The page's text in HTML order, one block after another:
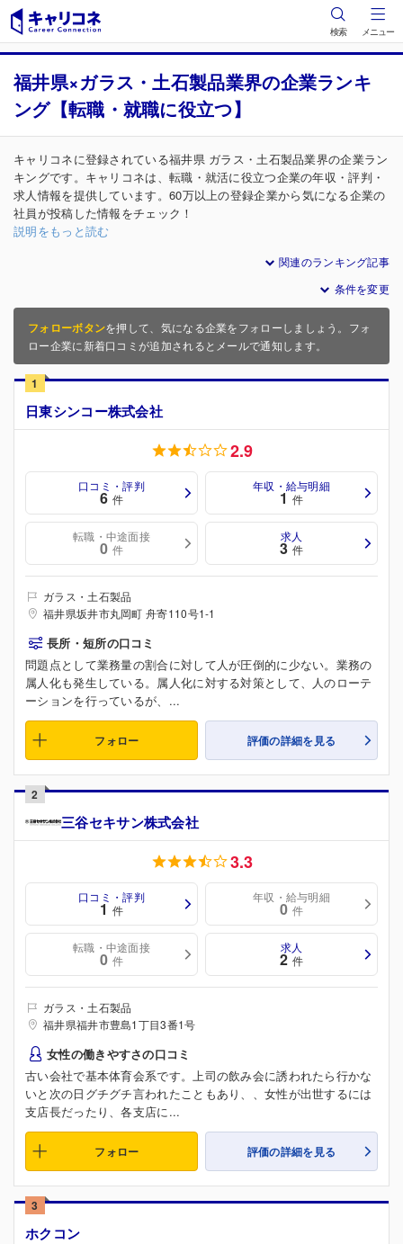
検索 メニュー
福井県×ガラス・土石製品業界の企業ランキ
ング【転職・就職に役立つ】
キャリコネに登録されている福井県 ガラス・土石製品業界の企業ラン
キングです。キャリコネは、転職・就活に役立つ企業の年収・評判・
求人情報を提供しています。60万以上の登録企業から気になる企業の
社員が投稿した情報をチェック！
説明をもっと読む
関連のランキング記事
条件を変更
フォローボタンを押して、気になる企業をフォローしましょう。フォ
ロー企業に新着口コミが追加されるとメールで通知します。
1
日東シンコー株式会社
2.9
口コミ・評判
6 件
年収・給与明細
1 件
転職・中途面接
0 件
求人
3 件
ガラス・土石製品
福井県坂井市丸岡町 舟寄110号1-1
長所・短所の口コミ
問題点として業務量の割合に対して人が圧倒的に少ない。業務の
属人化も発生している。属人化に対する対策として、人のローテ
ーションを行っているが、...
フォロー 評価の詳細を見る
2
三谷セキサン株式会社
3.3
口コミ・評判
1 件
年収・給与明細
0 件
転職・中途面接
0 件
求人
2 件
ガラス・土石製品
福井県福井市豊島1丁目3番1号
女性の働きやすさの口コミ
古い会社で基本体育会系です。上司の飲み会に誘われたら行かな
いと次の日グチグチ言われたこともあり、、女性が出世するには
支店長だったり、各支店に...
フォロー 評価の詳細を見る
3
ホクコン